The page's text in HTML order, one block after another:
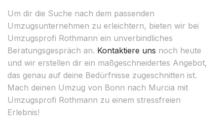
Um dir die Suche nach dem passenden
Umzugsunternehmen zu erleichtern, bieten wir bei
Umzugsprofi Rothmann ein unverbindliches
Beratungsgespräch an. Kontaktiere uns noch heute
und wir erstellen dir ein maßgeschneidertes Angebot,
das genau auf deine Bedürfnisse zugeschnitten ist.
Mach deinen Umzug von Bonn nach Murcia mit
Umzugsprofi Rothmann zu einem stressfreien
Erlebnis!